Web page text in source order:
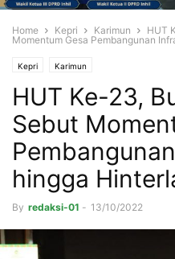
Home Kepri Karimun
HUT
Momentum Gesa Pembangunan
Kepri Karimun
HUT Ke-23,
Sebut
hingga
By redaksi-01 - 13/10/2022